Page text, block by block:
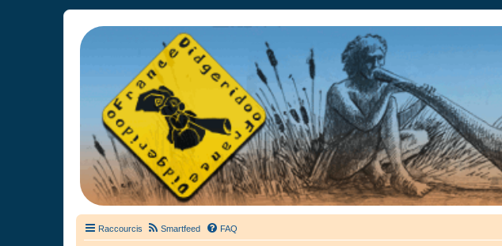
France Didgeridoo
Didgeridoo et Guimbarde sur France Didgeridoo - retrouvez la communauté.
Raccourcis Smartfeed FAQ